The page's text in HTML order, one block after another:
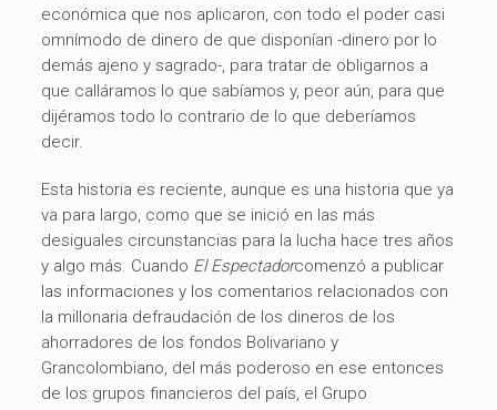
económica que nos aplicaron, con todo el poder casi
omnímodo de dinero de que disponían -dinero por lo
demás ajeno y sagrado-, para tratar de obligarnos a
que calláramos lo que sabíamos y, peor aún, para que
dijéramos todo lo contrario de lo que deberíamos
decir.
Esta historia es reciente, aunque es una historia que ya
va para largo, como que se inició en las más
desiguales circunstancias para la lucha hace tres años
y algo más. Cuando El Espectadorcomenzó a publicar
las informaciones y los comentarios relacionados con
la millonaria defraudación de los dineros de los
ahorradores de los fondos Bolivariano y
Grancolombiano, del más poderoso en ese entonces
de los grupos financieros del país, el Grupo